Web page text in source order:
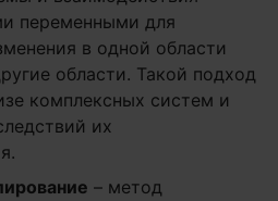
переменными для
в одной области
области. Такой подход
комплексных систем и
их
– метод